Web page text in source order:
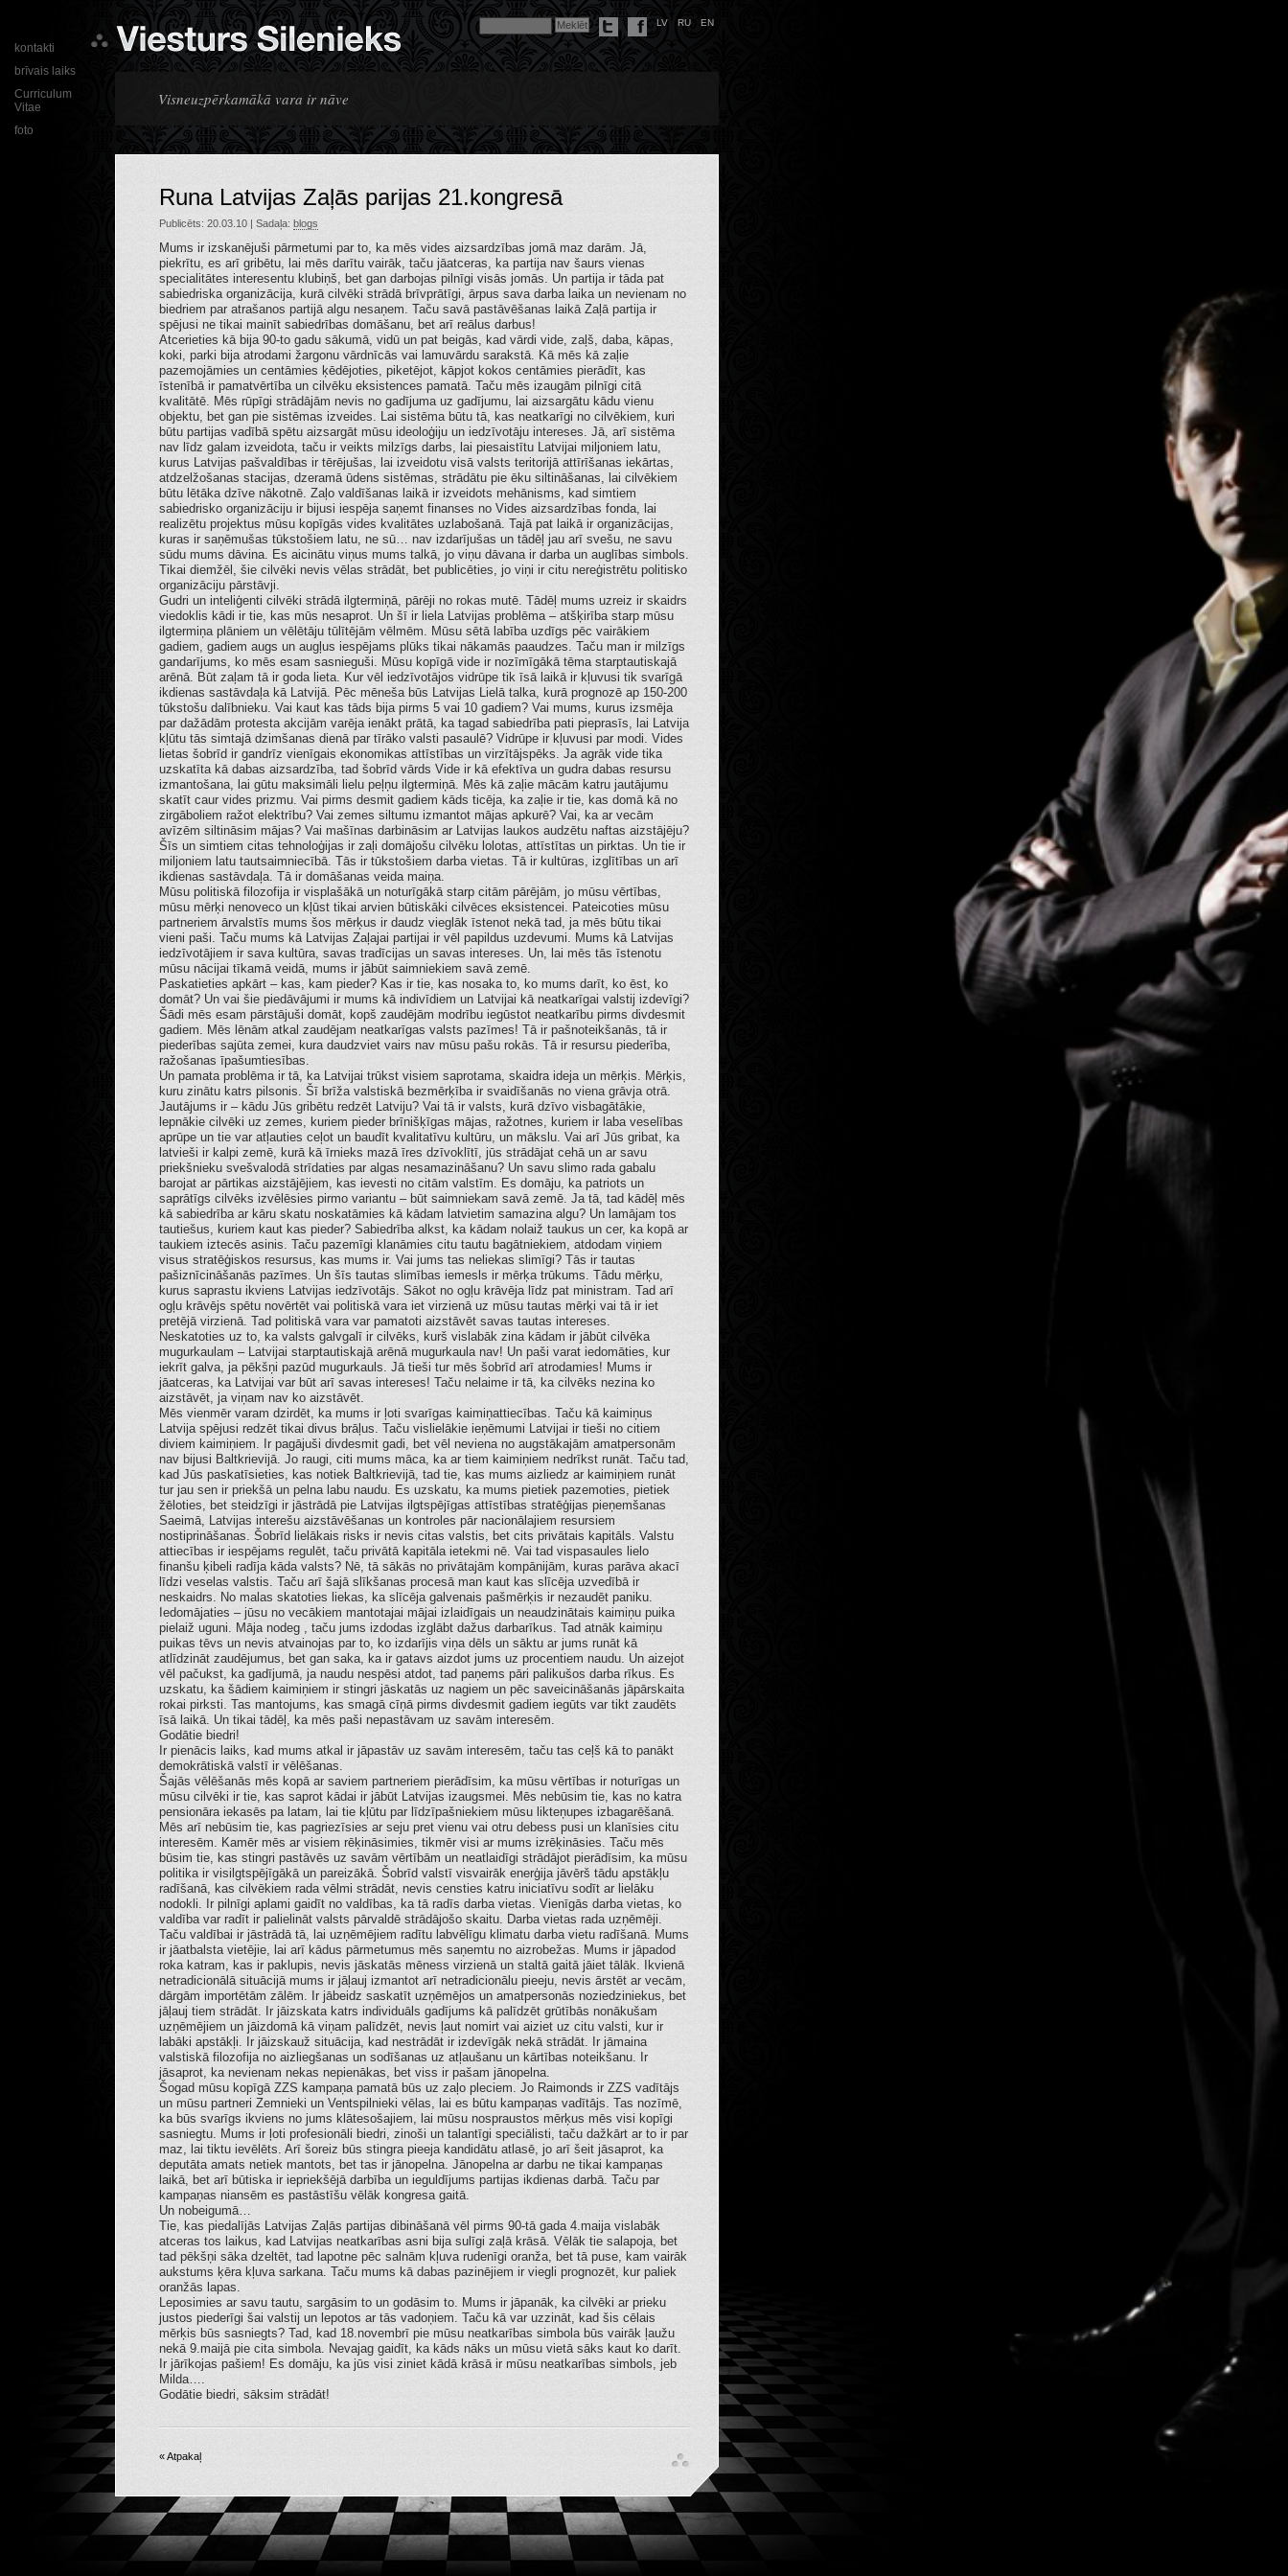
LV RU EN
Visneuzpērkamākā vara ir nāve
kontakti
brīvais laiks
Curriculum
Vitae
foto
Runa Latvijas Zaļās parijas 21.kongresā
Publicēts: 20.03.10 | Sadaļa: blogs
Mums ir izskanējuši pārmetumi par to, ka mēs vides aizsardzības jomā maz darām. Jā,
piekrītu, es arī gribētu, lai mēs darītu vairāk, taču jāatceras, ka partija nav šaurs vienas
specialitātes interesentu klubiņš, bet gan darbojas pilnīgi visās jomās. Un partija ir tāda pat
sabiedriska organizācija, kurā cilvēki strādā brīvprātīgi, ārpus sava darba laika un nevienam no
biedriem par atrašanos partijā algu nesaņem. Taču savā pastāvēšanas laikā Zaļā partija ir
spējusi ne tikai mainīt sabiedrības domāšanu, bet arī reālus darbus!
Atcerieties kā bija 90-to gadu sākumā, vidū un pat beigās, kad vārdi vide, zaļš, daba, kāpas,
koki, parki bija atrodami žargonu vārdnīcās vai lamuvārdu sarakstā. Kā mēs kā zaļie
pazemojāmies un centāmies ķēdējoties, piketējot, kāpjot kokos centāmies pierādīt, kas
īstenībā ir pamatvērtība un cilvēku eksistences pamatā. Taču mēs izaugām pilnīgi citā
kvalitātē. Mēs rūpīgi strādājām nevis no gadījuma uz gadījumu, lai aizsargātu kādu vienu
objektu, bet gan pie sistēmas izveides. Lai sistēma būtu tā, kas neatkarīgi no cilvēkiem, kuri
būtu partijas vadībā spētu aizsargāt mūsu ideoloģiju un iedzīvotāju intereses. Jā, arī sistēma
nav līdz galam izveidota, taču ir veikts milzīgs darbs, lai piesaistītu Latvijai miljoniem latu,
kurus Latvijas pašvaldības ir tērējušas, lai izveidotu visā valsts teritorijā attīrīšanas iekārtas,
atdzelžošanas stacijas, dzeramā ūdens sistēmas, strādātu pie ēku siltināšanas, lai cilvēkiem
būtu lētāka dzīve nākotnē. Zaļo valdīšanas laikā ir izveidots mehānisms, kad simtiem
sabiedrisko organizāciju ir bijusi iespēja saņemt finanses no Vides aizsardzības fonda, lai
realizētu projektus mūsu kopīgās vides kvalitātes uzlabošanā. Tajā pat laikā ir organizācijas,
kuras ir saņēmušas tūkstošiem latu, ne sū… nav izdarījušas un tādēļ jau arī svešu, ne savu
sūdu mums dāvina. Es aicinātu viņus mums talkā, jo viņu dāvana ir darba un auglības simbols.
Tikai diemžēl, šie cilvēki nevis vēlas strādāt, bet publicēties, jo viņi ir citu nereģistrētu politisko
organizāciju pārstāvji.
Gudri un inteliģenti cilvēki strādā ilgtermiņā, pārēji no rokas mutē. Tādēļ mums uzreiz ir skaidrs
viedoklis kādi ir tie, kas mūs nesaprot. Un šī ir liela Latvijas problēma – atšķirība starp mūsu
ilgtermiņa plāniem un vēlētāju tūlītējām vēlmēm. Mūsu sētā labība uzdīgs pēc vairākiem
gadiem, gadiem augs un augļus iespējams plūks tikai nākamās paaudzes. Taču man ir milzīgs
gandarījums, ko mēs esam sasnieguši. Mūsu kopīgā vide ir nozīmīgākā tēma starptautiskajā
arēnā. Būt zaļam tā ir goda lieta. Kur vēl iedzīvotājos vidrūpe tik īsā laikā ir kļuvusi tik svarīgā
ikdienas sastāvdaļa kā Latvijā. Pēc mēneša būs Latvijas Lielā talka, kurā prognozē ap 150-200
tūkstošu dalībnieku. Vai kaut kas tāds bija pirms 5 vai 10 gadiem? Vai mums, kurus izsmēja
par dažādām protesta akcijām varēja ienākt prātā, ka tagad sabiedrība pati pieprasīs, lai Latvija
kļūtu tās simtajā dzimšanas dienā par tīrāko valsti pasaulē? Vidrūpe ir kļuvusi par modi. Vides
lietas šobrīd ir gandrīz vienīgais ekonomikas attīstības un virzītājspēks. Ja agrāk vide tika
uzskatīta kā dabas aizsardzība, tad šobrīd vārds Vide ir kā efektīva un gudra dabas resursu
izmantošana, lai gūtu maksimāli lielu peļņu ilgtermiņā. Mēs kā zaļie mācām katru jautājumu
skatīt caur vides prizmu. Vai pirms desmit gadiem kāds ticēja, ka zaļie ir tie, kas domā kā no
zirgāboliem ražot elektrību? Vai zemes siltumu izmantot mājas apkurē? Vai, ka ar vecām
avīzēm siltināsim mājas? Vai mašīnas darbināsim ar Latvijas laukos audzētu naftas aizstājēju?
Šīs un simtiem citas tehnoloģijas ir zaļi domājošu cilvēku lolotas, attīstītas un pirktas. Un tie ir
miljoniem latu tautsaimniecībā. Tās ir tūkstošiem darba vietas. Tā ir kultūras, izglītības un arī
ikdienas sastāvdaļa. Tā ir domāšanas veida maiņa.
Mūsu politiskā filozofija ir visplašākā un noturīgākā starp citām pārējām, jo mūsu vērtības,
mūsu mērķi nenoveco un kļūst tikai arvien būtiskāki cilvēces eksistencei. Pateicoties mūsu
partneriem ārvalstīs mums šos mērķus ir daudz vieglāk īstenot nekā tad, ja mēs būtu tikai
vieni paši. Taču mums kā Latvijas Zaļajai partijai ir vēl papildus uzdevumi. Mums kā Latvijas
iedzīvotājiem ir sava kultūra, savas tradīcijas un savas intereses. Un, lai mēs tās īstenotu
mūsu nācijai tīkamā veidā, mums ir jābūt saimniekiem savā zemē.
Paskatieties apkārt – kas, kam pieder? Kas ir tie, kas nosaka to, ko mums darīt, ko ēst, ko
domāt? Un vai šie piedāvājumi ir mums kā indivīdiem un Latvijai kā neatkarīgai valstij izdevīgi?
Šādi mēs esam pārstājuši domāt, kopš zaudējām modrību iegūstot neatkarību pirms divdesmit
gadiem. Mēs lēnām atkal zaudējam neatkarīgas valsts pazīmes! Tā ir pašnoteikšanās, tā ir
piederības sajūta zemei, kura daudzviet vairs nav mūsu pašu rokās. Tā ir resursu piederība,
ražošanas īpašumtiesības.
Un pamata problēma ir tā, ka Latvijai trūkst visiem saprotama, skaidra ideja un mērķis. Mērķis,
kuru zinātu katrs pilsonis. Šī brīža valstiskā bezmērķība ir svaidīšanās no viena grāvja otrā.
Jautājums ir – kādu Jūs gribētu redzēt Latviju? Vai tā ir valsts, kurā dzīvo visbagātākie,
lepnākie cilvēki uz zemes, kuriem pieder brīnišķīgas mājas, ražotnes, kuriem ir laba veselības
aprūpe un tie var atļauties ceļot un baudīt kvalitatīvu kultūru, un mākslu. Vai arī Jūs gribat, ka
latvieši ir kalpi zemē, kurā kā īrnieks mazā īres dzīvoklītī, jūs strādājat cehā un ar savu
priekšnieku svešvalodā strīdaties par algas nesamazināšanu? Un savu slimo rada gabalu
barojat ar pārtikas aizstājējiem, kas ievesti no citām valstīm. Es domāju, ka patriots un
saprātīgs cilvēks izvēlēsies pirmo variantu – būt saimniekam savā zemē. Ja tā, tad kādēļ mēs
kā sabiedrība ar kāru skatu noskatāmies kā kādam latvietim samazina algu? Un lamājam tos
tautiešus, kuriem kaut kas pieder? Sabiedrība alkst, ka kādam nolaiž taukus un cer, ka kopā ar
taukiem iztecēs asinis. Taču pazemīgi klanāmies citu tautu bagātniekiem, atdodam viņiem
visus stratēģiskos resursus, kas mums ir. Vai jums tas neliekas slimīgi? Tās ir tautas
pašiznīcināšanās pazīmes. Un šīs tautas slimības iemesls ir mērķa trūkums. Tādu mērķu,
kurus saprastu ikviens Latvijas iedzīvotājs. Sākot no ogļu krāvēja līdz pat ministram. Tad arī
ogļu krāvējs spētu novērtēt vai politiskā vara iet virzienā uz mūsu tautas mērķi vai tā ir iet
pretējā virzienā. Tad politiskā vara var pamatoti aizstāvēt savas tautas intereses.
Neskatoties uz to, ka valsts galvgalī ir cilvēks, kurš vislabāk zina kādam ir jābūt cilvēka
mugurkaulam – Latvijai starptautiskajā arēnā mugurkaula nav! Un paši varat iedomāties, kur
iekrīt galva, ja pēkšņi pazūd mugurkauls. Jā tieši tur mēs šobrīd arī atrodamies! Mums ir
jāatceras, ka Latvijai var būt arī savas intereses! Taču nelaime ir tā, ka cilvēks nezina ko
aizstāvēt, ja viņam nav ko aizstāvēt.
Mēs vienmēr varam dzirdēt, ka mums ir ļoti svarīgas kaimiņattiecības. Taču kā kaimiņus
Latvija spējusi redzēt tikai divus brāļus. Taču vislielākie ieņēmumi Latvijai ir tieši no citiem
diviem kaimiņiem. Ir pagājuši divdesmit gadi, bet vēl neviena no augstākajām amatpersonām
nav bijusi Baltkrievijā. Jo raugi, citi mums māca, ka ar tiem kaimiņiem nedrīkst runāt. Taču tad,
kad Jūs paskatīsieties, kas notiek Baltkrievijā, tad tie, kas mums aizliedz ar kaimiņiem runāt
tur jau sen ir priekšā un pelna labu naudu. Es uzskatu, ka mums pietiek pazemoties, pietiek
žēloties, bet steidzīgi ir jāstrādā pie Latvijas ilgtspējīgas attīstības stratēģijas pieņemšanas
Saeimā, Latvijas interešu aizstāvēšanas un kontroles pār nacionālajiem resursiem
nostiprināšanas. Šobrīd lielākais risks ir nevis citas valstis, bet cits privātais kapitāls. Valstu
attiecības ir iespējams regulēt, taču privātā kapitāla ietekmi nē. Vai tad vispasaules lielo
finanšu ķibeli radīja kāda valsts? Nē, tā sākās no privātajām kompānijām, kuras parāva akacī
līdzi veselas valstis. Taču arī šajā slīkšanas procesā man kaut kas slīcēja uzvedībā ir
neskaidrs. No malas skatoties liekas, ka slīcēja galvenais pašmērķis ir nezaudēt paniku.
Iedomājaties – jūsu no vecākiem mantotajai mājai izlaidīgais un neaudzinātais kaimiņu puika
pielaiž uguni. Māja nodeg , taču jums izdodas izglābt dažus darbarīkus. Tad atnāk kaimiņu
puikas tēvs un nevis atvainojas par to, ko izdarījis viņa dēls un sāktu ar jums runāt kā
atlīdzināt zaudējumus, bet gan saka, ka ir gatavs aizdot jums uz procentiem naudu. Un aizejot
vēl pačukst, ka gadījumā, ja naudu nespēsi atdot, tad paņems pāri palikušos darba rīkus. Es
uzskatu, ka šādiem kaimiņiem ir stingri jāskatās uz nagiem un pēc saveicināšanās jāpārskaita
rokai pirksti. Tas mantojums, kas smagā cīņā pirms divdesmit gadiem iegūts var tikt zaudēts
īsā laikā. Un tikai tādēļ, ka mēs paši nepastāvam uz savām interesēm.
Godātie biedri!
Ir pienācis laiks, kad mums atkal ir jāpastāv uz savām interesēm, taču tas ceļš kā to panākt
demokrātiskā valstī ir vēlēšanas.
Šajās vēlēšanās mēs kopā ar saviem partneriem pierādīsim, ka mūsu vērtības ir noturīgas un
mūsu cilvēki ir tie, kas saprot kādai ir jābūt Latvijas izaugsmei. Mēs nebūsim tie, kas no katra
pensionāra iekasēs pa latam, lai tie kļūtu par līdzīpašniekiem mūsu likteņupes izbagarēšanā.
Mēs arī nebūsim tie, kas pagriezīsies ar seju pret vienu vai otru debess pusi un klanīsies citu
interesēm. Kamēr mēs ar visiem rēķināsimies, tikmēr visi ar mums izrēķināsies. Taču mēs
būsim tie, kas stingri pastāvēs uz savām vērtībām un neatlaidīgi strādājot pierādīsim, ka mūsu
politika ir visilgtspējīgākā un pareizākā. Šobrīd valstī visvairāk enerģija jāvērš tādu apstākļu
radīšanā, kas cilvēkiem rada vēlmi strādāt, nevis censties katru iniciatīvu sodīt ar lielāku
nodokli. Ir pilnīgi aplami gaidīt no valdības, ka tā radīs darba vietas. Vienīgās darba vietas, ko
valdība var radīt ir palielināt valsts pārvaldē strādājošo skaitu. Darba vietas rada uzņēmēji.
Taču valdībai ir jāstrādā tā, lai uzņēmējiem radītu labvēlīgu klimatu darba vietu radīšanā. Mums
ir jāatbalsta vietējie, lai arī kādus pārmetumus mēs saņemtu no aizrobežas. Mums ir jāpadod
roka katram, kas ir paklupis, nevis jāskatās mēness virzienā un staltā gaitā jāiet tālāk. Ikvienā
netradicionālā situācijā mums ir jāļauj izmantot arī netradicionālu pieeju, nevis ārstēt ar vecām,
dārgām importētām zālēm. Ir jābeidz saskatīt uzņēmējos un amatpersonās noziedziniekus, bet
jāļauj tiem strādāt. Ir jāizskata katrs individuāls gadījums kā palīdzēt grūtībās nonākušam
uzņēmējiem un jāizdomā kā viņam palīdzēt, nevis ļaut nomirt vai aiziet uz citu valsti, kur ir
labāki apstākļi. Ir jāizskauž situācija, kad nestrādāt ir izdevīgāk nekā strādāt. Ir jāmaina
valstiskā filozofija no aizliegšanas un sodīšanas uz atļaušanu un kārtības noteikšanu. Ir
jāsaprot, ka nevienam nekas nepienākas, bet viss ir pašam jānopelna.
Šogad mūsu kopīgā ZZS kampaņa pamatā būs uz zaļo pleciem. Jo Raimonds ir ZZS vadītājs
un mūsu partneri Zemnieki un Ventspilnieki vēlas, lai es būtu kampaņas vadītājs. Tas nozīmē,
ka būs svarīgs ikviens no jums klātesošajiem, lai mūsu nospraustos mērķus mēs visi kopīgi
sasniegtu. Mums ir ļoti profesionāli biedri, zinoši un talantīgi speciālisti, taču dažkārt ar to ir par
maz, lai tiktu ievēlēts. Arī šoreiz būs stingra pieeja kandidātu atlasē, jo arī šeit jāsaprot, ka
deputāta amats netiek mantots, bet tas ir jānopelna. Jānopelna ar darbu ne tikai kampaņas
laikā, bet arī būtiska ir iepriekšējā darbība un ieguldījums partijas ikdienas darbā. Taču par
kampaņas niansēm es pastāstīšu vēlāk kongresa gaitā.
Un nobeigumā…
Tie, kas piedalījās Latvijas Zaļās partijas dibināšanā vēl pirms 90-tā gada 4.maija vislabāk
atceras tos laikus, kad Latvijas neatkarības asni bija sulīgi zaļā krāsā. Vēlāk tie salapoja, bet
tad pēkšņi sāka dzeltēt, tad lapotne pēc salnām kļuva rudenīgi oranža, bet tā puse, kam vairāk
aukstums ķēra kļuva sarkana. Taču mums kā dabas pazinējiem ir viegli prognozēt, kur paliek
oranžās lapas.
Leposimies ar savu tautu, sargāsim to un godāsim to. Mums ir jāpanāk, ka cilvēki ar prieku
justos piederīgi šai valstij un lepotos ar tās vadoņiem. Taču kā var uzzināt, kad šis cēlais
mērķis būs sasniegts? Tad, kad 18.novembrī pie mūsu neatkarības simbola būs vairāk ļaužu
nekā 9.maijā pie cita simbola. Nevajag gaidīt, ka kāds nāks un mūsu vietā sāks kaut ko darīt.
Ir jārīkojas pašiem! Es domāju, ka jūs visi ziniet kādā krāsā ir mūsu neatkarības simbols, jeb
Milda….
Godātie biedri, sāksim strādāt!
« Atpakaļ